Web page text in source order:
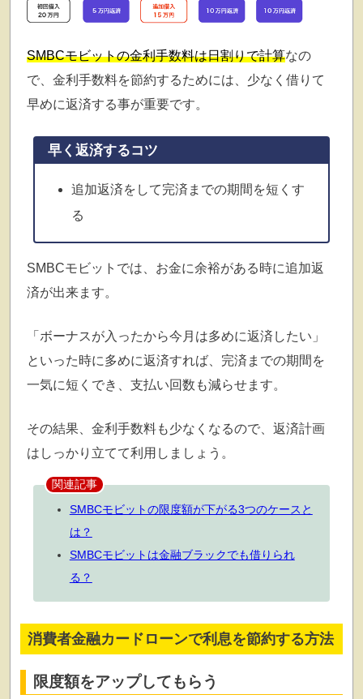
SMBCモビットの金利手数料は日割りで計算なの
で、金利手数料を節約するためには、少なく借りて
早めに返済する事が重要です。
早く返済するコツ
追加返済をして完済までの期間を短くす
る
SMBCモビットでは、お金に余裕がある時に追加返
済が出来ます。
「ボーナスが入ったから今月は多めに返済したい」
といった時に多めに返済すれば、完済までの期間を
一気に短くでき、支払い回数も減らせます。
その結果、金利手数料も少なくなるので、返済計画
はしっかり立てて利用しましょう。
関連記事
SMBCモビットの限度額が下がる3つのケースと
は？
SMBCモビットは金融ブラックでも借りられ
る？
消費者金融カードローンで利息を節約する方法
限度額をアップしてもらう